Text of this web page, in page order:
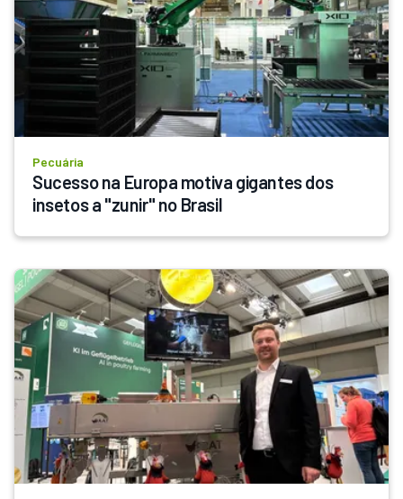
Pecuária
Sucesso na Europa motiva gigantes dos
insetos a "zunir" no Brasil